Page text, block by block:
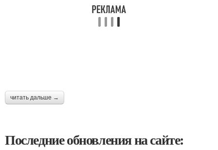
читать дальше →
Последние обновления на сайте: